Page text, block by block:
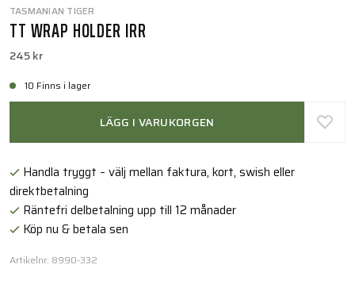
TASMANIAN TIGER
TT WRAP HOLDER IRR
245 kr
10 Finns i lager
LÄGG I VARUKORGEN
Handla tryggt – välj mellan faktura, kort, swish eller
direktbetalning
Räntefri delbetalning upp till 12 månader
Köp nu & betala sen
Artikelnr: 8990-332